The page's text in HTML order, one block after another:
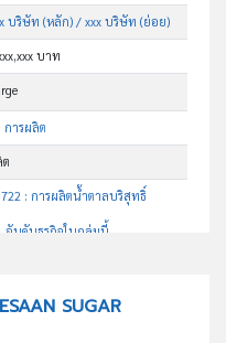
บริษัท (หลัก)/ xxx บริษัท (ย่อย)
บาท
การผลิต
: การผลิตน้ำตาลบริสุทธิ์
อันดับธุรกิจในกลุ่มนี้
SUGAR